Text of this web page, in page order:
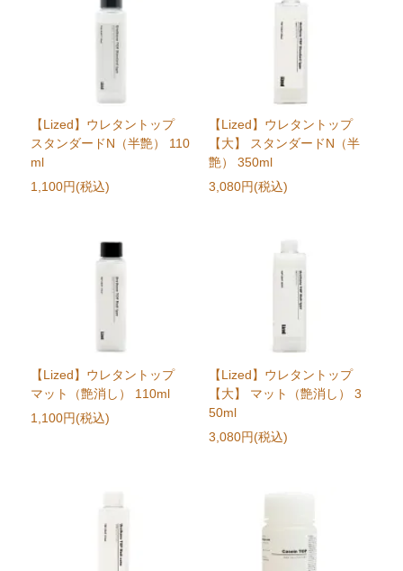
【Lized】ウレタントップ
スタンダードN（半艶） 110
ml
1,100円(税込)
【Lized】ウレタントップ
【大】 スタンダードN（半
艶） 350ml
3,080円(税込)
【Lized】ウレタントップ
マット（艶消し） 110ml
1,100円(税込)
【Lized】ウレタントップ
【大】 マット（艶消し） 3
50ml
3,080円(税込)